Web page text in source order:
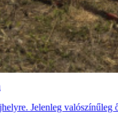
Jelenleg